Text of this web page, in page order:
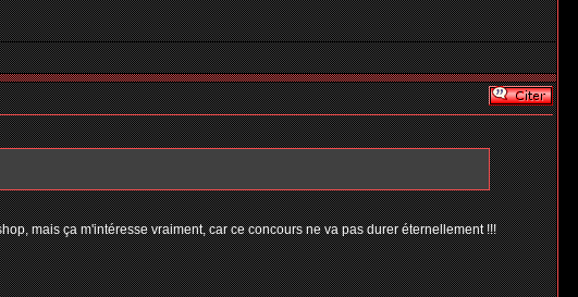
mais ça m'intéresse vraiment, car ce concours ne va pas durer éternellement !!!